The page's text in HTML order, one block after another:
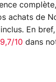
achats de
En bref,
10 dans